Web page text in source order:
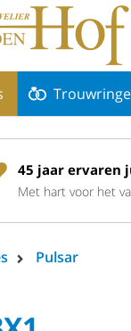
45 jaar ervaren
Met hart voor het
Pulsar